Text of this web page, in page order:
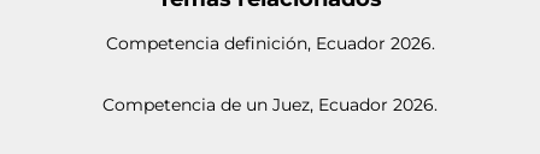
Competencia definición, Ecuador 2026.
Competencia de un Juez, Ecuador 2026.